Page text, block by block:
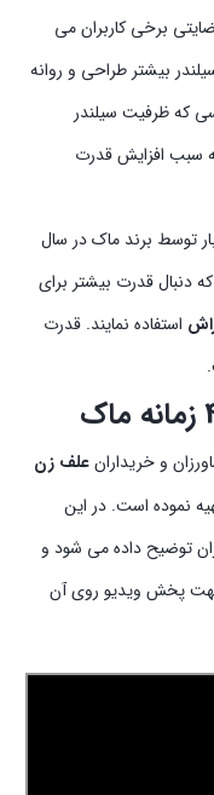
باعث نارضایتی برخی کاربران می
بیشتر طراحی و روانه
4 زمانه با موتور 52 سی سی که ظرفیت سیلندر
سبب افزایش قدرت
توسط برند ماک در سال
که دنبال قدرت بیشتر برای
استفاده نمایند. قدرت
و خریدارانعلف زن
نموده است. در این
توضیح داده می شود و
پخش ویدیو روی آن